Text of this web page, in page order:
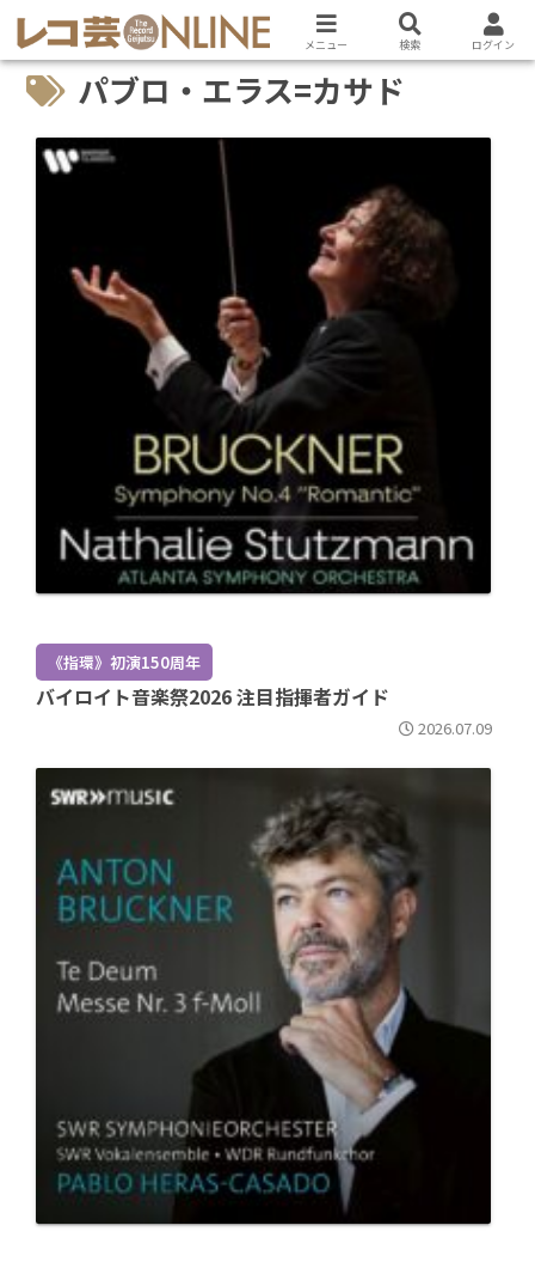
パブロ・エラス=カサド
《指環》初演150周年
バイロイト音楽祭2026 注目指揮者ガイド
2026.07.09
メニュー 検索 ログイン